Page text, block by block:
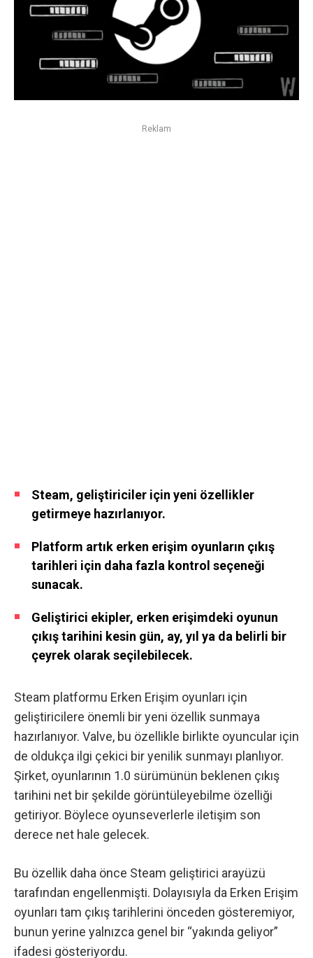
Reklam
Steam, geliştiriciler için yeni özellikler
getirmeye hazırlanıyor.
Platform artık erken erişim oyunların çıkış
tarihleri için daha fazla kontrol seçeneği
sunacak.
Geliştirici ekipler, erken erişimdeki oyunun
çıkış tarihini kesin gün, ay, yıl ya da belirli bir
çeyrek olarak seçilebilecek.
Steam platformu Erken Erişim oyunları için
geliştiricilere önemli bir yeni özellik sunmaya
hazırlanıyor. Valve, bu özellikle birlikte oyuncular için
de oldukça ilgi çekici bir yenilik sunmayı planlıyor.
Şirket, oyunlarının 1.0 sürümünün beklenen çıkış
tarihini net bir şekilde görüntüleyebilme özelliği
getiriyor. Böylece oyunseverlerle iletişim son
derece net hale gelecek.
Bu özellik daha önce Steam geliştirici arayüzü
tarafından engellenmişti. Dolayısıyla da Erken Erişim
oyunları tam çıkış tarihlerini önceden gösteremiyor,
bunun yerine yalnızca genel bir “yakında geliyor”
ifadesi gösteriyordu.